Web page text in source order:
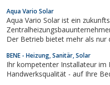
Aqua Vario Solar
Aqua Vario Solar ist ein
Der Betrieb bietet mehr als nur
BENE - Heizung, Sanitär, Solar
Ihr kompetenter Installateur im
Handwerksqualität - auf Ihre